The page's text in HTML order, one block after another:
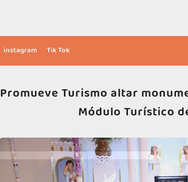
instagram Tik Tok
Promueve Turismo altar
Módulo Turístico